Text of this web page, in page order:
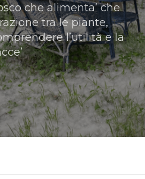
che alimenta’ che
tra le piante,
l’utilità e la